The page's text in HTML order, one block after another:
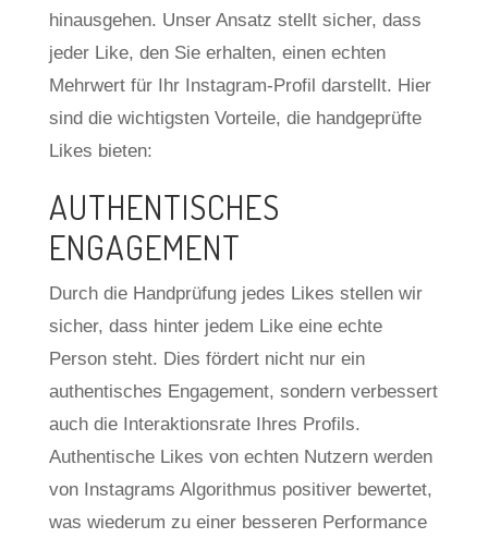
hinausgehen. Unser Ansatz stellt sicher, dass
jeder Like, den Sie erhalten, einen echten
Mehrwert für Ihr Instagram-Profil darstellt. Hier
sind die wichtigsten Vorteile, die handgeprüfte
Likes bieten:
AUTHENTISCHES
ENGAGEMENT
Durch die Handprüfung jedes Likes stellen wir
sicher, dass hinter jedem Like eine echte
Person steht. Dies fördert nicht nur ein
authentisches Engagement, sondern verbessert
auch die Interaktionsrate Ihres Profils.
Authentische Likes von echten Nutzern werden
von Instagrams Algorithmus positiver bewertet,
was wiederum zu einer besseren Performance